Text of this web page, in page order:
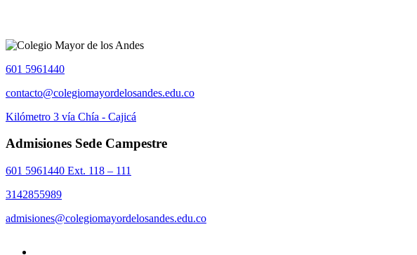
601 5961440
contacto@colegiomayordelosandes.edu.co
Kilómetro 3 vía Chía - Cajicá
Admisiones Sede Campestre
601 5961440 Ext. 118 – 111
3142855989
admisiones@colegiomayordelosandes.edu.co